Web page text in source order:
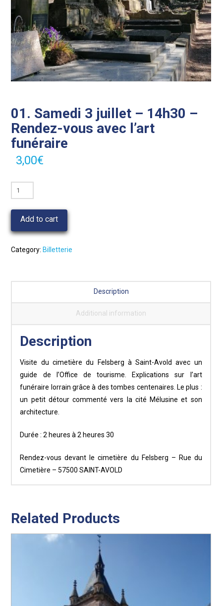
01. Samedi 3 juillet – 14h30 –
Rendez-vous avec l’art
funéraire
3,00€
01.
Samedi
3
juillet
-
14h30
funéraire
quantity
Add to cart
Category: Billetterie
Description
Additional information
Description
Visite du cimetière du Felsberg à Saint-Avold avec un
guide de l’Office de tourisme. Explications sur l’art
funéraire lorrain grâce à des tombes centenaires. Le plus :
un petit détour commenté vers la cité Mélusine et son
architecture.
Durée : 2 heures à 2 heures 30
Rendez-vous devant le cimetière du Felsberg – Rue du
Cimetière – 57500 SAINT-AVOLD
Related Products